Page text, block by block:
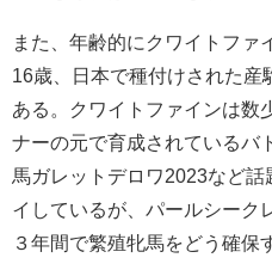
また、年齢的にクワイトファ
16歳、日本で種付けされた
ある。クワイトファインは数
ナーの元で育成されているバ
馬ガレットデロワ2023など
イしているが、パールシーク
３年間で繁殖牝馬をどう確保